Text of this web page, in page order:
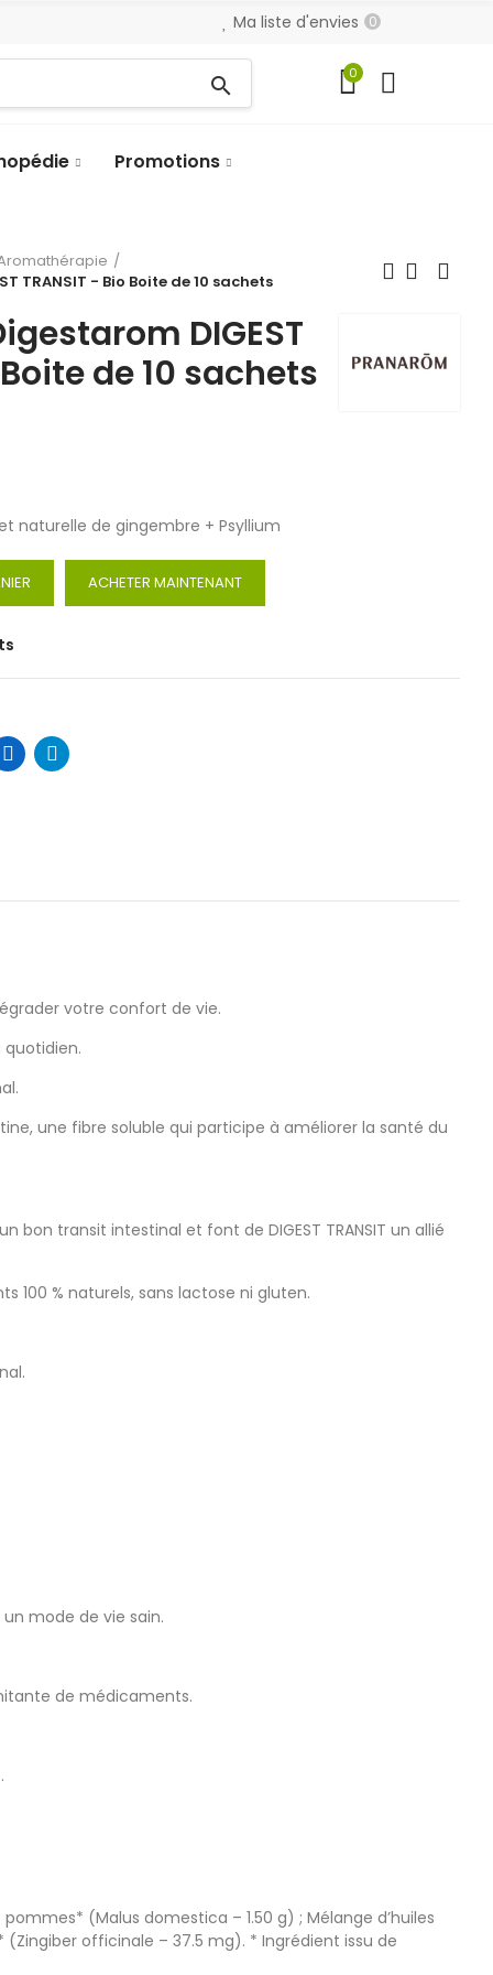
Ma liste d'envies 0
search 0
Promotions
TRANSIT - Bio Boite de 10 sachets
DIGEST
de 10 sachets
naturelle de gingembre + Psyllium
ACHETER MAINTENANT
votre confort de vie.
quotidien.
une fibre soluble qui participe à améliorer la santé du
transit intestinal et font de DIGEST TRANSIT un allié
100 % naturels, sans lactose ni gluten.
mode de vie sain.
de médicaments.
(Malus domestica – 1.50 g) ; Mélange d’huiles
officinale – 37.5 mg). * Ingrédient issu de